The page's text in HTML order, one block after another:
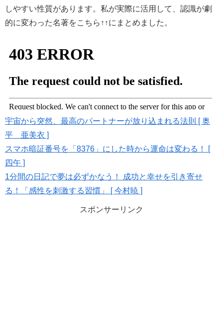
しやすい性質があります。私が実際に活用して、認識が劇
的に変わった名著をこちら↑↑にまとめました。
宇宙から突然、最高のパートナーが放り込まれる法則 [ 奥
平 亜美衣 ]
スマホ暗証番号を「8376」にした時から運命は変わる！ [
四午 ]
1分間の日記で夢は必ずかなう！ 成功と幸せを引き寄せ
る！「感性を刺激する習慣」 [ 今村暁 ]
スポンサーリンク